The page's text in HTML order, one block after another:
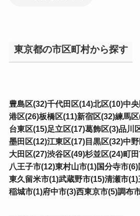
東京都の市区町村から探す
豊島区(32)千代田区(14)北区(10)中
港区(26)板橋区(11)新宿区(32)練馬
台東区(15)足立区(17)葛飾区(3)品川
墨田区(12)江東区(17)目黒区(32)中
大田区(27)渋谷区(49)杉並区(24)町
八王子市(12)東村山市(1)国分寺市(6)
東久留米市(1)武蔵野市(15)清瀬市(1)
稲城市(1)府中市(3)西東京市(5)調布